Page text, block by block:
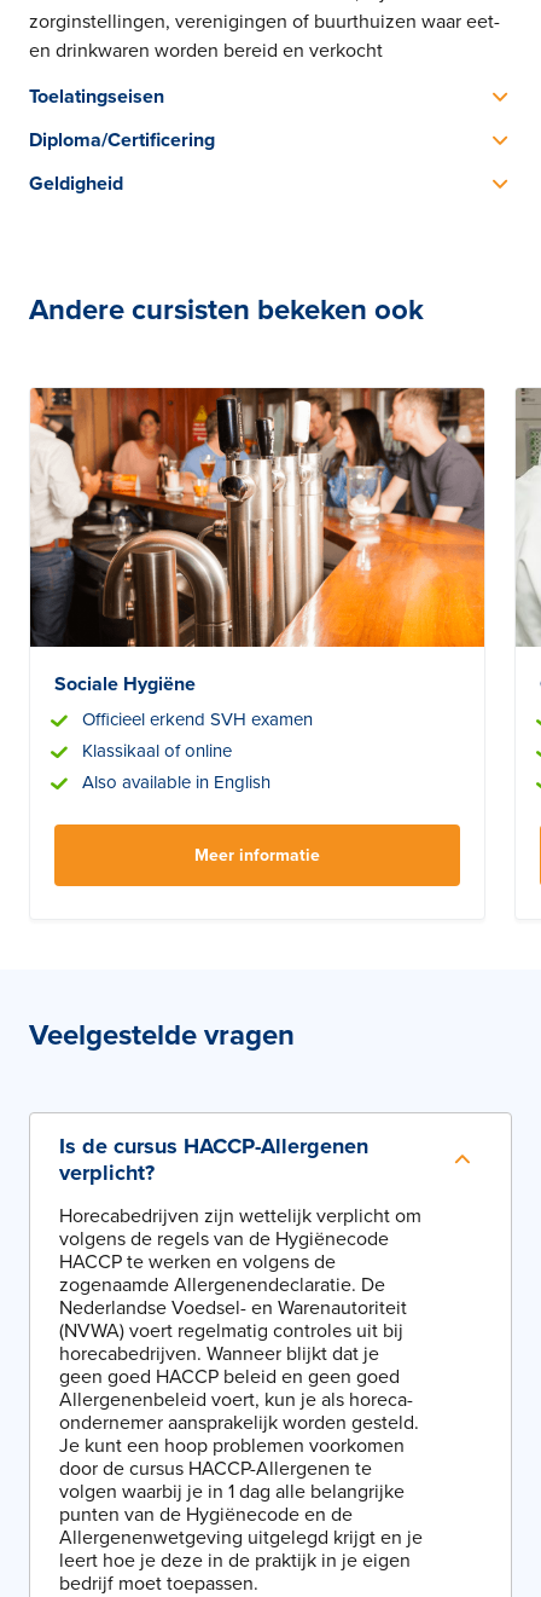
zorginstellingen, verenigingen of buurthuizen waar eet-
en drinkwaren worden bereid en verkocht
Toelatingseisen
Diploma/Certificering
Geldigheid
Andere cursisten bekeken ook
Sociale Hygiëne
Officieel erkend SVH examen
Klassikaal of online
Also available in English
Meer informatie
Veelgestelde vragen
Is de cursus HACCP-Allergenen
verplicht?
Horecabedrijven zijn wettelijk verplicht om
volgens de regels van de Hygiënecode
HACCP te werken en volgens de
zogenaamde Allergenendeclaratie. De
Nederlandse Voedsel- en Warenautoriteit
(NVWA) voert regelmatig controles uit bij
horecabedrijven. Wanneer blijkt dat je
geen goed HACCP beleid en geen goed
Allergenenbeleid voert, kun je als horeca-
ondernemer aansprakelijk worden gesteld.
Je kunt een hoop problemen voorkomen
door de cursus HACCP-Allergenen te
volgen waarbij je in 1 dag alle belangrijke
punten van de Hygiënecode en de
Allergenenwetgeving uitgelegd krijgt en je
leert hoe je deze in de praktijk in je eigen
bedrijf moet toepassen.